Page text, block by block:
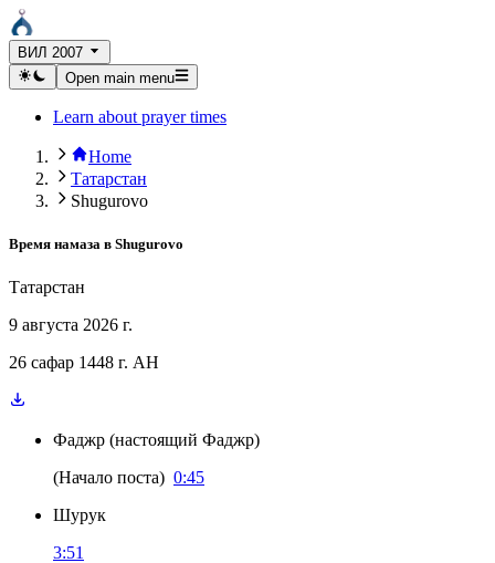
ВИЛ 2007
Open main menu
Learn about prayer times
Home
Татарстан
Shugurovo
Время намаза в Shugurovo
Татарстан
9 августа 2026 г.
26 сафар 1448 г. AH
Фаджр (настоящий Фаджр)
(Начало поста) 0:45
Шурук
3:51